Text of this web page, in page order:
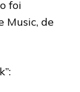
foi
Music, de